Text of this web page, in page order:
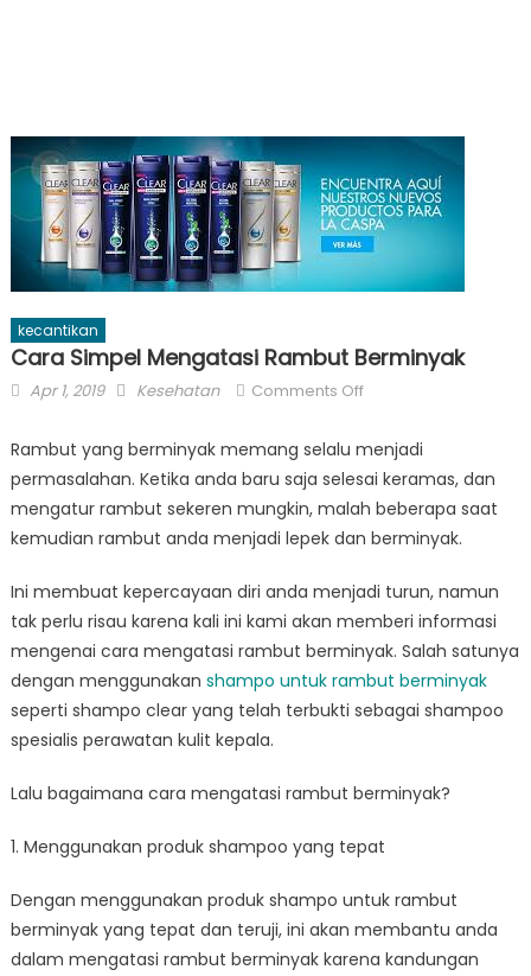
kecantikan
Cara Simpel Mengatasi Rambut Berminyak
Posted
Apr 1, 2019 Author
Kesehatan Comments Offon
Simpel
Mengatasi
Rambut
Berminyak
Rambut yang berminyak memang selalu menjadi
permasalahan. Ketika anda baru saja selesai keramas, dan
mengatur rambut sekeren mungkin, malah beberapa saat
kemudian rambut anda menjadi lepek dan berminyak.
Ini membuat kepercayaan diri anda menjadi turun, namun
tak perlu risau karena kali ini kami akan memberi informasi
mengenai cara mengatasi rambut berminyak. Salah satunya
dengan menggunakan shampo untuk rambut berminyak
seperti shampo clear yang telah terbukti sebagai shampoo
spesialis perawatan kulit kepala.
Lalu bagaimana cara mengatasi rambut berminyak?
1. Menggunakan produk shampoo yang tepat
Dengan menggunakan produk shampo untuk rambut
berminyak yang tepat dan teruji, ini akan membantu anda
dalam mengatasi rambut berminyak karena kandungan